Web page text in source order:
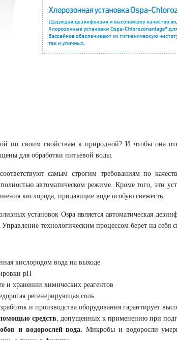
по своим свойствам к природной? И чтобы она
для обработки питьевой воды.
самым строгим требованиям по
автоматическом режиме. Кроме того, эти
кислорода, придающие воде особую свежесть.
установок Ospa является автоматическая
Управление технологическим процессом берет на
кислородом вода на выходе
рН
и хранении химических реагентов
регенерирующая соль
и производства оборудования гарантирует
средств, допущенных к применению при
и водорослей вода. Микробы и водоросли